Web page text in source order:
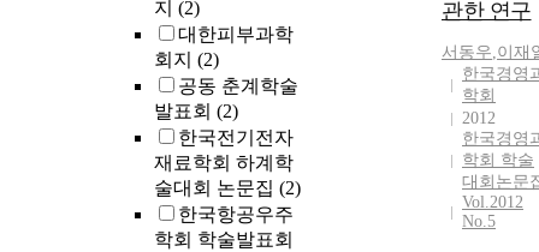
지 (2)
대한피부과학
회지 (2)
공동 춘계학술
발표회 (2)
한국전기전자
재료학회 하계학
술대회 논문집 (2)
한국항공우주
학회 학술발표회
관한 연구
서동우,이재
한국경영
학회
2012
한국경영
학회 학술
대회논문
Vol.2012
No.5